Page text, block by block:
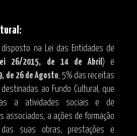
disposto na Lei das Entidades de
26/2015, de 14 de Abril ) e
de 26 de Agosto, 5% das receitas
ao Fundo Cultural, que
a atividades sociais e de
associados, a ações de formação
das suas obras, prestações e